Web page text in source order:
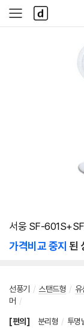
사
이
다
나
와
서웅 SF-
가격비교 중지 된
선풍기 / 스탠드형 / 유
머 /
[편의] 분리형 / 투명